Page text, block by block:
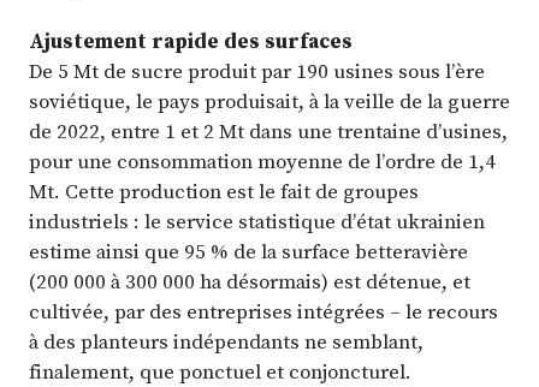
Ajustement rapide des surfaces
De 5 Mt de sucre produit par 190 usines sous l’ère
soviétique, le pays produisait, à la veille de la guerre
de 2022, entre 1 et 2 Mt dans une trentaine d’usines,
pour une consommation moyenne de l’ordre de 1,4
Mt. Cette production est le fait de groupes
industriels : le service statistique d’état ukrainien
estime ainsi que 95 % de la surface betteravière
(200 000 à 300 000 ha désormais) est détenue, et
cultivée, par des entreprises intégrées – le recours
à des planteurs indépendants ne semblant,
finalement, que ponctuel et conjoncturel.